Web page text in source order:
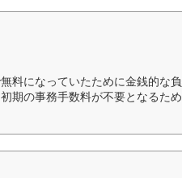
料になっていたために金銭的な
期の事務手数料が不要となるた